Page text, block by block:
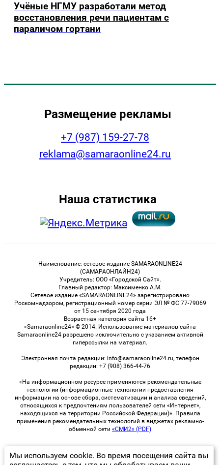
Учёные НГМУ разработали метод
восстановления речи пациентам с
параличом гортани
Размещение рекламы
+7 (987) 159-27-78
reklama@samaraonline24.ru
Наша статистика
Наименование: сетевое издание SAMARAONLINE24
(САМАРАОНЛАЙН24)
Учредитель: ООО «Городской Сайт».
Главный редактор: Максименко А.М.
Сетевое издание «SAMARAONLINE24» зарегистрировано
Роскомнадзором, регистрационный номер серии ЭЛ № ФС 77-79069
от 15 сентября 2020 года
Возрастная категория сайта 16+
«Samaraonline24» © 2014. Использование материалов сайта
Samaraonline24 разрешено исключительно с указанием активной
гиперссылки на материал.
Электронная почта редакции: info@samaraonline24.ru, телефон
редакции: +7 (908) 366-44-76
«На информационном ресурсе применяются рекомендательные
технологии (информационные технологии предоставления
информации на основе сбора, систематизации и анализа сведений,
относящихся к предпочтениям пользователей сети «Интернет»,
находящихся на территории Российской Федерации)». Правила
применения рекомендательных технологий в виджетах рекламно-
обменной сети «СМИ2» (PDF)
© 2026 «samaraOnline24» | Все права защищены
Мы используем cookie. Во время посещения сайта вы